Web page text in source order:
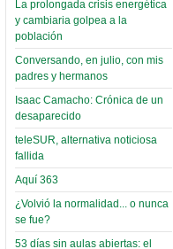
Leer Más...
Trabajo Social de la UMSA
volverá a las urnas para elegir a
su directora
Sábado, 14 Octubre 2023
Leer Más...
Candidatos del MAS se
presentarán en la UMSA
Jueves, 14 Septiembre 2023
Leer Más...
Carrera de Geografía realiza
Segundo Congreso Nacional
Viernes, 14 Octubre 2022
Read more...
Infierno Covid
parte VI:
Gabinete de
Áñez se atribuye
construcción de
hospitales
prefabricados en
la que no tuvo
participación;
más de 24 horas
La prolongada crisis energética
y cambiaria golpea a la
población
Conversando, en julio, con mis
padres y hermanos
Isaac Camacho: Crónica de un
desaparecido
teleSUR, alternativa noticiosa
fallida
Aquí 363
¿Volvió la normalidad... o nunca
se fue?
53 días sin aulas abiertas: el